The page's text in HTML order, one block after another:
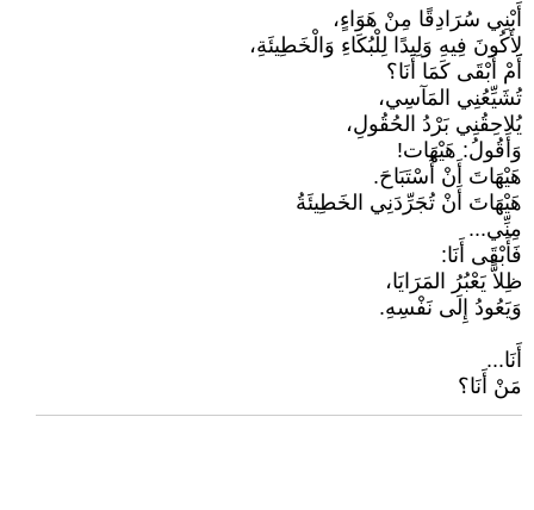
أَبْنِي سُرَادِقًا مِنْ هَوَاءٍ،
لِأَكُونَ فِيهِ وَلِيدًا لِلْبُكَاءِ وَالْخَطِيئَةِ،
أَمْ أَبْقَى كَمَا أَنَا؟
تُشَيِّعُنِي المَآسِي،
يُلاحِقُنِي بَرْدُ الحُقُولِ،
وَأَقُولُ: هَيْهَات!
هَيْهَاتَ أَنْ أُسْتَبَاحَ.
هَيْهَاتَ أَنْ تُجَرِّدَنِي الخَطِيئَةُ
مِنِّي...
فَأَبْقَى أَنَا:
ظِلاًّ يَعْبُرُ المَرَايَا،
وَيَعُودُ إِلَى نَفْسِهِ.
أَنَا...
مَنْ أَنَا؟